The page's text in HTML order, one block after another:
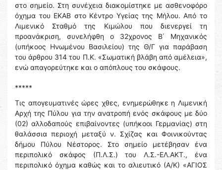
στο σημείο. Στη συνέχεια διακομίστηκε με ασθενοφόρο
όχημα του ΕΚΑΒ στο Κέντρο Υγείας της Μήλου. Από το
Λιμενικό Σταθμό της Κιμώλου που διενεργεί τη
προανάκριση, συνελήφθη ο 32χρονος Β΄ Μηχανικός
(υπήκοος Ηνωμένου Βασιλείου) της Θ/Γ για παράβαση
του άρθρου 314 του Π.Κ. «Σωματική βλάβη από αμέλεια»,
ενώ απαγορεύτηκε και ο απόπλους του σκάφους.
*****
Τις απογευματινές ώρες χθες, ενημερώθηκε η Λιμενική
Αρχή της Πύλου για την ανατροπή ενός σκάφους με δύο
(02) αλλοδαπούς επιβαίνοντες (υπήκοοι Γερμανίας) στη
θαλάσσια περιοχή μεταξύ ν. Σχίζας και Φοινικούντας
δήμου Πύλου Νέστορος. Στο σημείο μετέβησαν ένα
περιπολικό σκάφος (Π.Λ.Σ.) του Λ.Σ.-ΕΛ.ΑΚΤ., ένα
περιπολικό όχημα καθώς και το αλιευτικό (Α/Κ) «ΑΓΙΟΣ